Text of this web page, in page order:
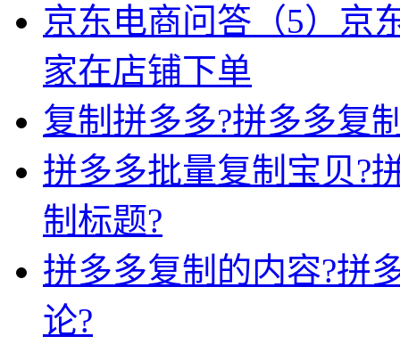
京东电商问答（5）京
家在店铺下单
复制拼多多?拼多多复
拼多多批量复制宝贝?
制标题?
拼多多复制的内容?拼
论?